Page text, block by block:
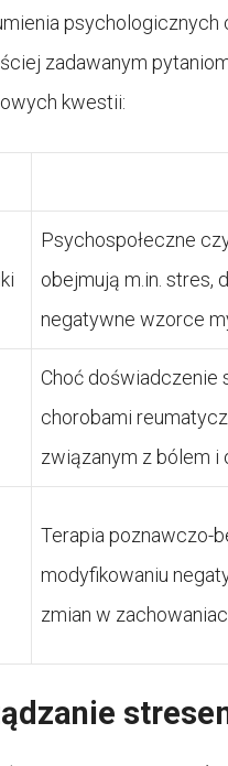
zadawanym
kwestii:
Psychospołeczne
obejmują m.in. stres,
negatywne wzorce
Choć doświadczenie
chorobami
związanym z bólem i
Terapia poznawczo-
modyfikowaniu
zmian w